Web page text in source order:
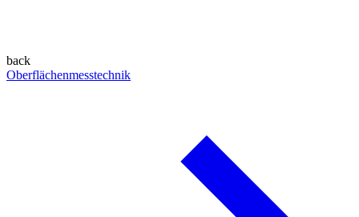
back
Oberflächenmesstechnik